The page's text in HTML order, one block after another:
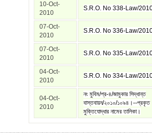
10-Oct-
2010
S.R.O. No 338-Law/
07-Oct-
2010
S.R.O. No 336-Law/
07-Oct-
2010
S.R.O. No 335-Law/
04-Oct-
2010
S.R.O. No 334-Law/
04-Oct-
2010
নং মুবিম/প্র-৪/জামুকার সিদ্ধান্ত
বাস্তবায়ন/২০১০/১০৯৪।--প্রকৃত
মুক্তিযোদ্ধার নামের তালিকা।